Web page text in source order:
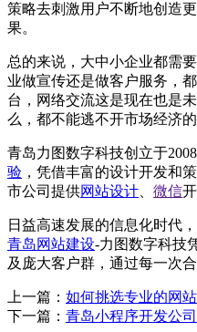
策略去刺激用户不断地创造
果。
总的来说，大中小企业都需
业做宣传还是做客户服务，
台，网络交流这是现在也是
么，都不能逃不开市场经济的
青岛力图数字科技创立于
验 ，凭借丰富的设计开发和
市公司提供网站设计、 微信
日益高速发展的信息化时代
青岛网站建设-力图数字科技
及庞大客户群，通过每一次
上一篇： 如何挑选专业的网
下一篇： 青岛小程序开发公